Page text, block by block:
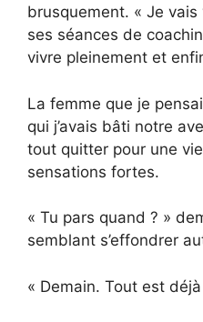
brusquement. « Je
ses séances de
vivre pleinement et
La femme que je
qui j’avais bâti notre
tout quitter pour une
sensations fortes.
« Tu pars quand ? »
semblant s’effondrer
« Demain. Tout est